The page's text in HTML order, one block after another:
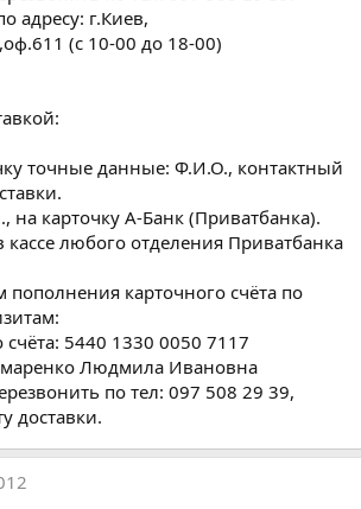
адресу: г.Киев,
(с 10-00 до 18-00)
точные данные: Ф.И.О., контактный
на карточку А-Банк (Приватбанка).
любого отделения Приватбанка
пополнения карточного счёта по
5440 1330 0050 7117
Людмила Ивановна
по тел: 097 508 29 39,
доставки.